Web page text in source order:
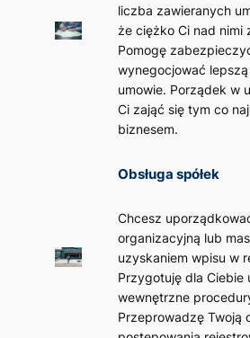
liczba zawieranych
że ciężko Ci nad nimi
Pomogę
wynegocjować
umowie. Porządek w
Ci zająć się tym co
biznesem.
Obsługa spółek
Chcesz
organizacyjną lub
uzyskaniem wpisu w
Przygotuję dla Ciebie
wewnętrzne
Przeprowadzę Twoją